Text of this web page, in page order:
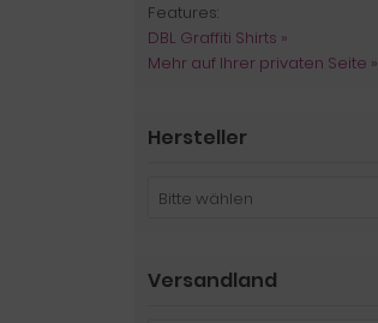
Features:
DBL Graffiti Shirts »
Mehr auf Ihrer privaten Seite »
Hersteller
Bitte wählen
Versandland